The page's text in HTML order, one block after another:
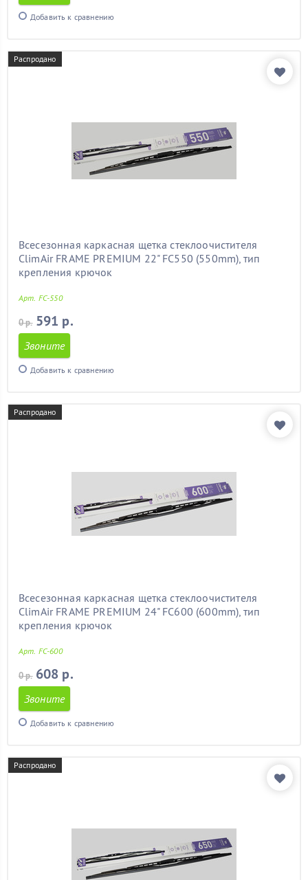
Добавить к сравнению
Распродано
Всесезонная каркасная щетка стеклоочистителя
ClimAir FRAME PREMIUM 22" FC550 (550mm), тип
крепления крючок
Арт. FC-550
0 р. 591 р.
Звоните
Добавить к сравнению
Распродано
Всесезонная каркасная щетка стеклоочистителя
ClimAir FRAME PREMIUM 24" FC600 (600mm), тип
крепления крючок
Арт. FC-600
0 р. 608 р.
Звоните
Добавить к сравнению
Распродано